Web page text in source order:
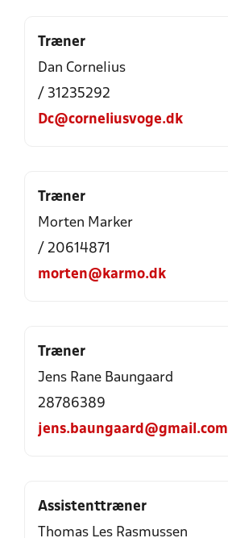
Træner
Dan Cornelius
/ 31235292
Dc@corneliusvoge.dk
Træner
Morten Marker
/ 20614871
morten@karmo.dk
Træner
Jens Rane Baungaard
28786389
jens.baungaard@gmail.com
Assistenttræner
Thomas Les Rasmussen